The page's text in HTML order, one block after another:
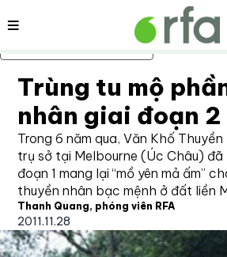
Bỏ qua nội dung chính
Nội dung
Trùng tu mộ
nhân giai đoạn 2
Trong 6 năm qua, Văn Khố
trụ sở tại Melbourne (Úc Châu) đã
đoạn 1 mang lại “mồ yên mả ấm”
thuyền nhân bạc mệnh ở đất liền
Thanh Quang, phóng viên RFA
2011.11.28